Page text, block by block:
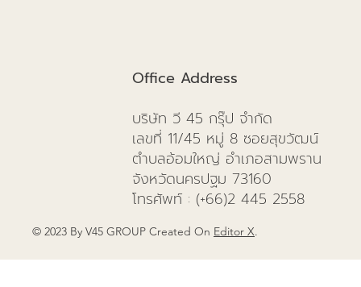
Office Address
บริษัท วี 45 กรุ๊ป จำกัด
เลขที่ 11/45 หมู่ 8 ซอยสุขวัฒน์
ตำบลอ้อมใหญ่ อำเภอสามพราน
จังหวัดนครปฐม 73160
โทรศัพท์ : (+66)2 445 2558
© 2023 By V45 GROUP Created On Editor X.